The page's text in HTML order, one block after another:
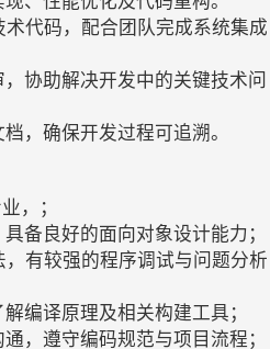
代码，配合团队完成系统集成
协助解决开发中的关键技术问
，确保开发过程可追溯。
，；
备良好的面向对象设计能力；
有较强的程序调试与问题分析
编译原理及相关构建工具；
，遵守编码规范与项目流程；